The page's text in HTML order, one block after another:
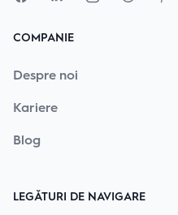
COMPANIE
Despre noi
Kariere
Blog
LEGĂTURI DE NAVIGARE